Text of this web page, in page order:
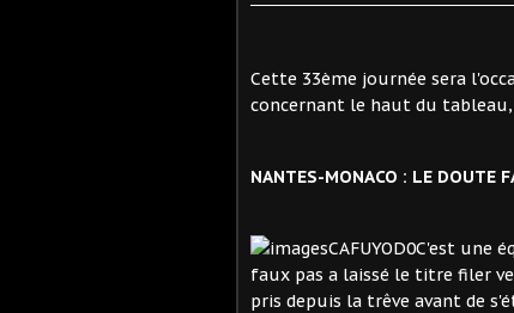
Cette 33ème journée sera
concernant le haut du tableau,
NANTES-MONACO : LE DOUTE
C'est une
faux pas a laissé le titre filer
pris depuis la trêve avant de